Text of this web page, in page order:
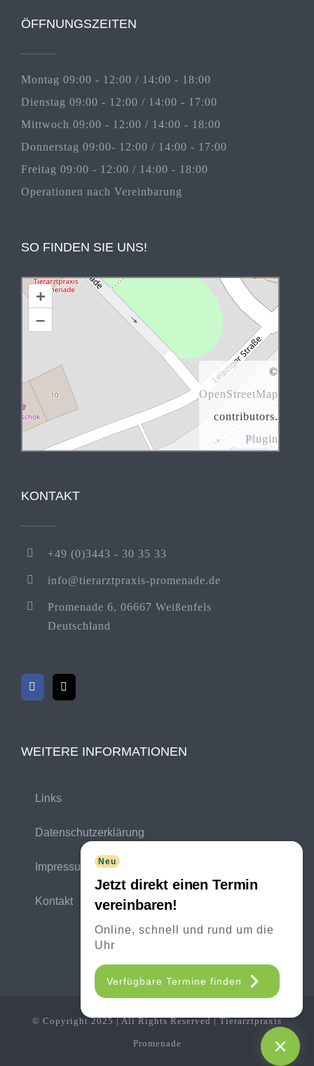
Neu
Jetzt direkt einen Termin
vereinbaren!
Online, schnell und rund um die
Uhr
Verfügbare Termine finden
ÖFFNUNGSZEITEN
Montag 09:00 - 12:00 / 14:00 - 18:00
Dienstag 09:00 - 12:00 / 14:00 - 17:00
Mittwoch 09:00 - 12:00 / 14:00 - 18:00
Donnerstag 09:00- 12:00 / 14:00 - 17:00
Freitag 09:00 - 12:00 / 14:00 - 18:00
Operationen nach Vereinbarung
SO FINDEN SIE UNS!
+
–
©
OpenStreetMap
contributors.
Plugin
KONTAKT
+49 (0)3443 - 30 35 33
info@tierarztpraxis-promenade.de
Promenade 6, 06667 Weißenfels
Deutschland
WEITERE INFORMATIONEN
Links
Datenschutzerklärung
Impressum
Kontakt
© Copyright 2025 | All Rights Reserved | Tierarztpraxis
Promenade